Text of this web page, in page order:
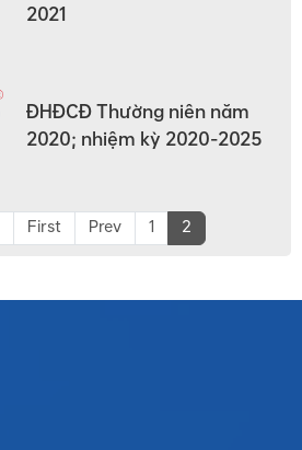
2021
ĐHĐCĐ Thường niên năm
2020; nhiệm kỳ 2020-2025
First Prev 1 2